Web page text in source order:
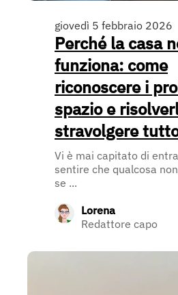
giovedì 5 febbraio 2026
Perché la casa
funziona: come
riconoscere i
spazio e
stravolgere
Vi è mai capitato di
sentire che qualcosa
se ...
Lorena
Redattore capo